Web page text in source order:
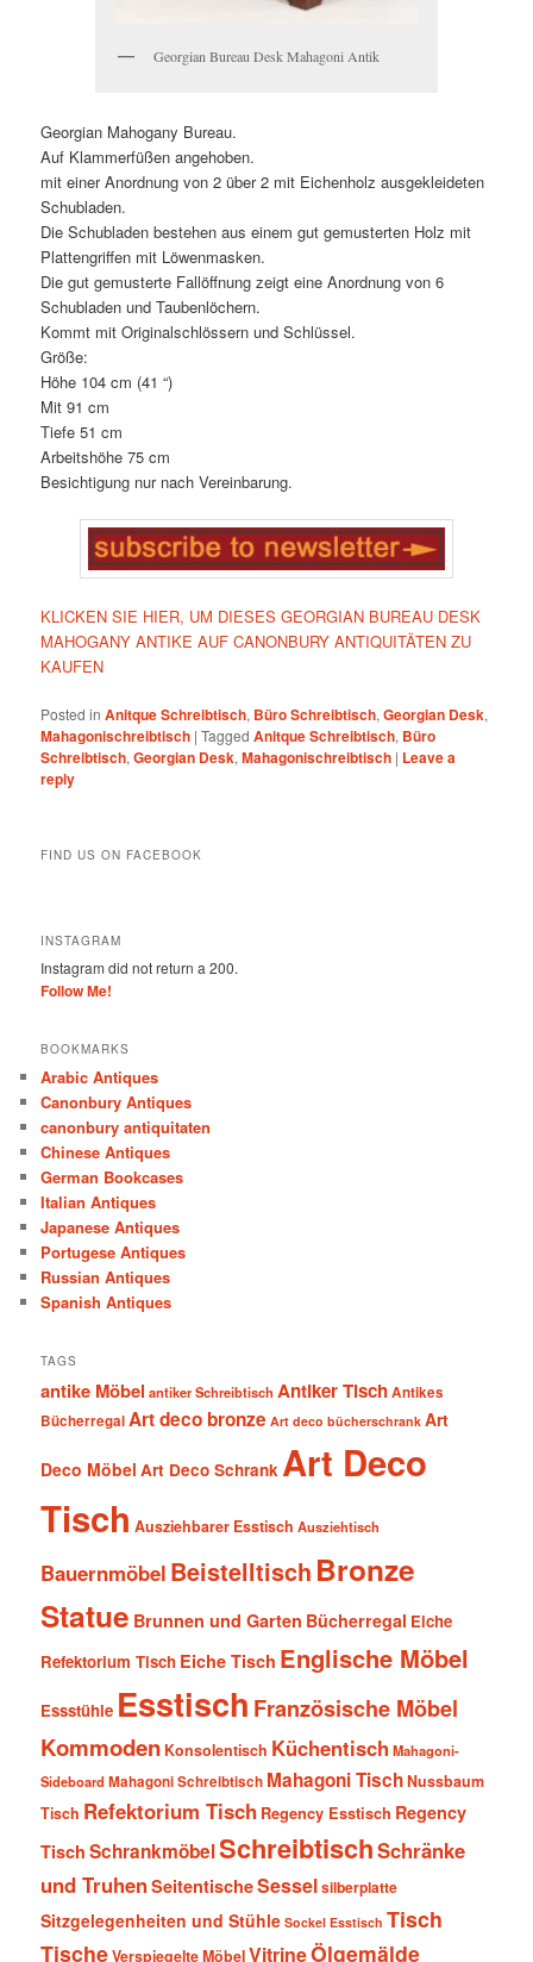
Georgian Bureau Desk Mahagoni Antik
Georgian Mahogany Bureau.
Auf Klammerfüßen angehoben.
mit einer Anordnung von 2 über 2 mit Eichenholz ausgekleideten
Schubladen.
Die Schubladen bestehen aus einem gut gemusterten Holz mit
Plattengriffen mit Löwenmasken.
Die gut gemusterte Fallöffnung zeigt eine Anordnung von 6
Schubladen und Taubenlöchern.
Kommt mit Originalschlössern und Schlüssel.
Größe:
Höhe 104 cm (41 “)
Mit 91 cm
Tiefe 51 cm
Arbeitshöhe 75 cm
Besichtigung nur nach Vereinbarung.
KLICKEN SIE HIER, UM DIESES GEORGIAN BUREAU DESK
MAHOGANY ANTIKE AUF CANONBURY ANTIQUITÄTEN ZU
KAUFEN
Posted in Anitque Schreibtisch, Büro Schreibtisch,Georgian Desk,
Mahagonischreibtisch |Tagged Anitque Schreibtisch, Büro
Schreibtisch,Georgian Desk,Mahagonischreibtisch | Leave a
reply
FIND US ON FACEBOOK
INSTAGRAM
Instagram did not return a 200.
Follow Me!
BOOKMARKS
Arabic Antiques
Canonbury Antiques
canonbury antiquitaten
Chinese Antiques
German Bookcases
Italian Antiques
Japanese Antiques
Portugese Antiques
Russian Antiques
Spanish Antiques
TAGS
antike Möbel antiker Schreibtisch Antiker TischAntikes
BücherregalArt deco bronze Art deco bücherschrank Art
Deco Möbel Art Deco Schrank Art Deco
Tisch Ausziehbarer Esstisch Ausziehtisch
Bauernmöbel Beistelltisch Bronze
Statue Brunnen und Garten Bücherregal Eiche
Refektorium Tisch Eiche Tisch Englische Möbel
Essstühle Esstisch Französische Möbel
Kommoden Konsolentisch Küchentisch Mahagoni-
SideboardMahagoni Schreibtisch Mahagoni TischNussbaum
Tisch Refektorium Tisch Regency Esstisch Regency
Tisch SchrankmöbelSchreibtischSchränke
und TruhenSeitentischeSesselsilberplatte
Sitzgelegenheiten und Stühle Sockel Esstisch Tisch
TischeVerspiegelte MöbelVitrineÖlgemälde